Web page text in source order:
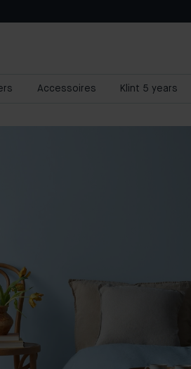
Accessoires Klint 5 years